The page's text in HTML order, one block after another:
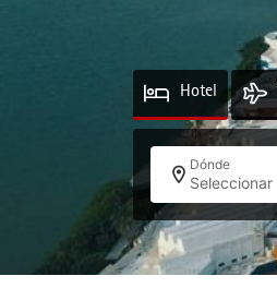
Hotel
Dónde
Seleccionar